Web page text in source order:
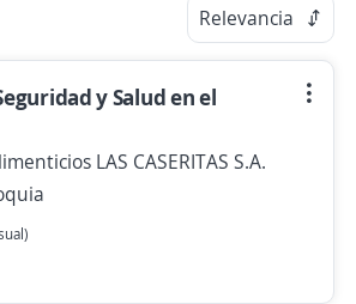
Relevancia
y Salud en el
LAS CASERITAS S.A.